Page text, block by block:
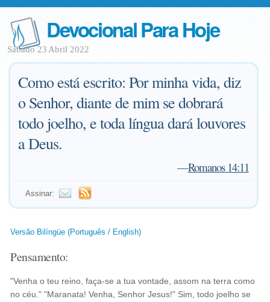
Devocional Para Hoje
Sábado 23 Abril 2022
Como está escrito: Por minha vida, diz
o Senhor, diante de mim se dobrará
todo joelho, e toda língua dará louvores
a Deus.
—Romanos 14:11
Assinar:
Versão Bilíngüe (Português / English)
Pensamento:
"Venha o teu reino, faça-se a tua vontade, assom na terra como
no céu." "Maranata! Venha, Senhor Jesus!" Sim, todo joelho se